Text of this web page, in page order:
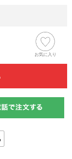
お気に入り